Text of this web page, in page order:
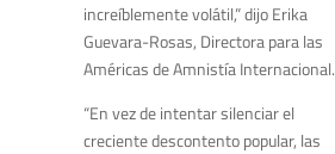
increíblemente volátil,” dijo Erika
Guevara-Rosas, Directora para las
Américas de Amnistía Internacional.
“En vez de intentar silenciar el
creciente descontento popular, las